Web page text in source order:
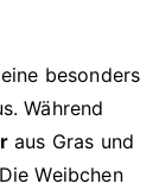
besonders
Während
aus Gras und
Weibchen